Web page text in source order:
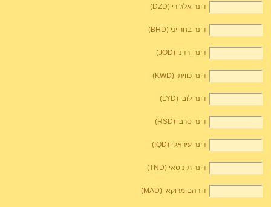
דינר אלג'ירי (DZD)
דינר בחרייני (BHD)
דינר ירדני (JOD)
דינר כוויתי (KWD)
דינר לובי (LYD)
דינר סרבי (RSD)
דינר עיראקי (IQD)
דינר תוניסאי (TND)
דירהם מרוקאי (MAD)